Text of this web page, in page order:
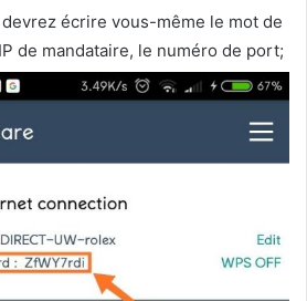
écrire vous-même le mot de
de mandataire, le numéro de port;